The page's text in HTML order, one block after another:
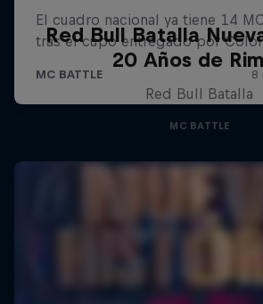
Red Bull Batalla
20 Años de
Red Bull Batalla
MC BATTLE